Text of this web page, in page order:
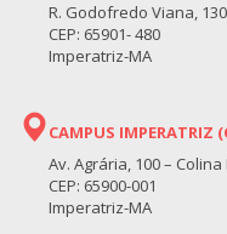
R. Godofredo Viana,
CEP: 65901- 480
Imperatriz-MA
CAMPUS IMPERATRIZ
Av. Agrária, 100 –
CEP: 65900-001
Imperatriz-MA